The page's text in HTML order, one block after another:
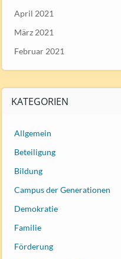
April 2021
März 2021
Februar 2021
KATEGORIEN
Allgemein
Beteiligung
Bildung
Campus der Generationen
Demokratie
Familie
Förderung